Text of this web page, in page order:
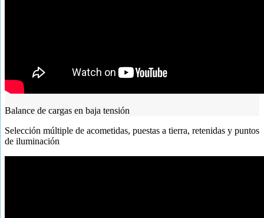
Balance de cargas en baja tensión
Selección múltiple de acometidas, puestas a tierra, retenidas y puntos
de iluminación